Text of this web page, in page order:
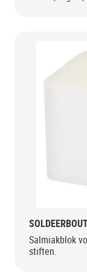
Salmiakblok
stiften.